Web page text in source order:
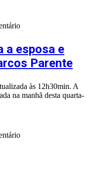
a esposa e
Parente
às 12h30min. A
na manhã desta quarta-